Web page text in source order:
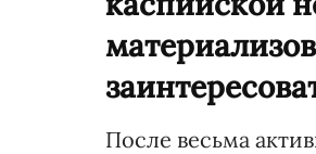
После весьма